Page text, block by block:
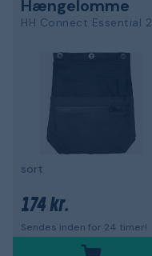
Hængelomme
HH Connect Essential 2
sort
174 kr.
Sendes inden for 24 timer!